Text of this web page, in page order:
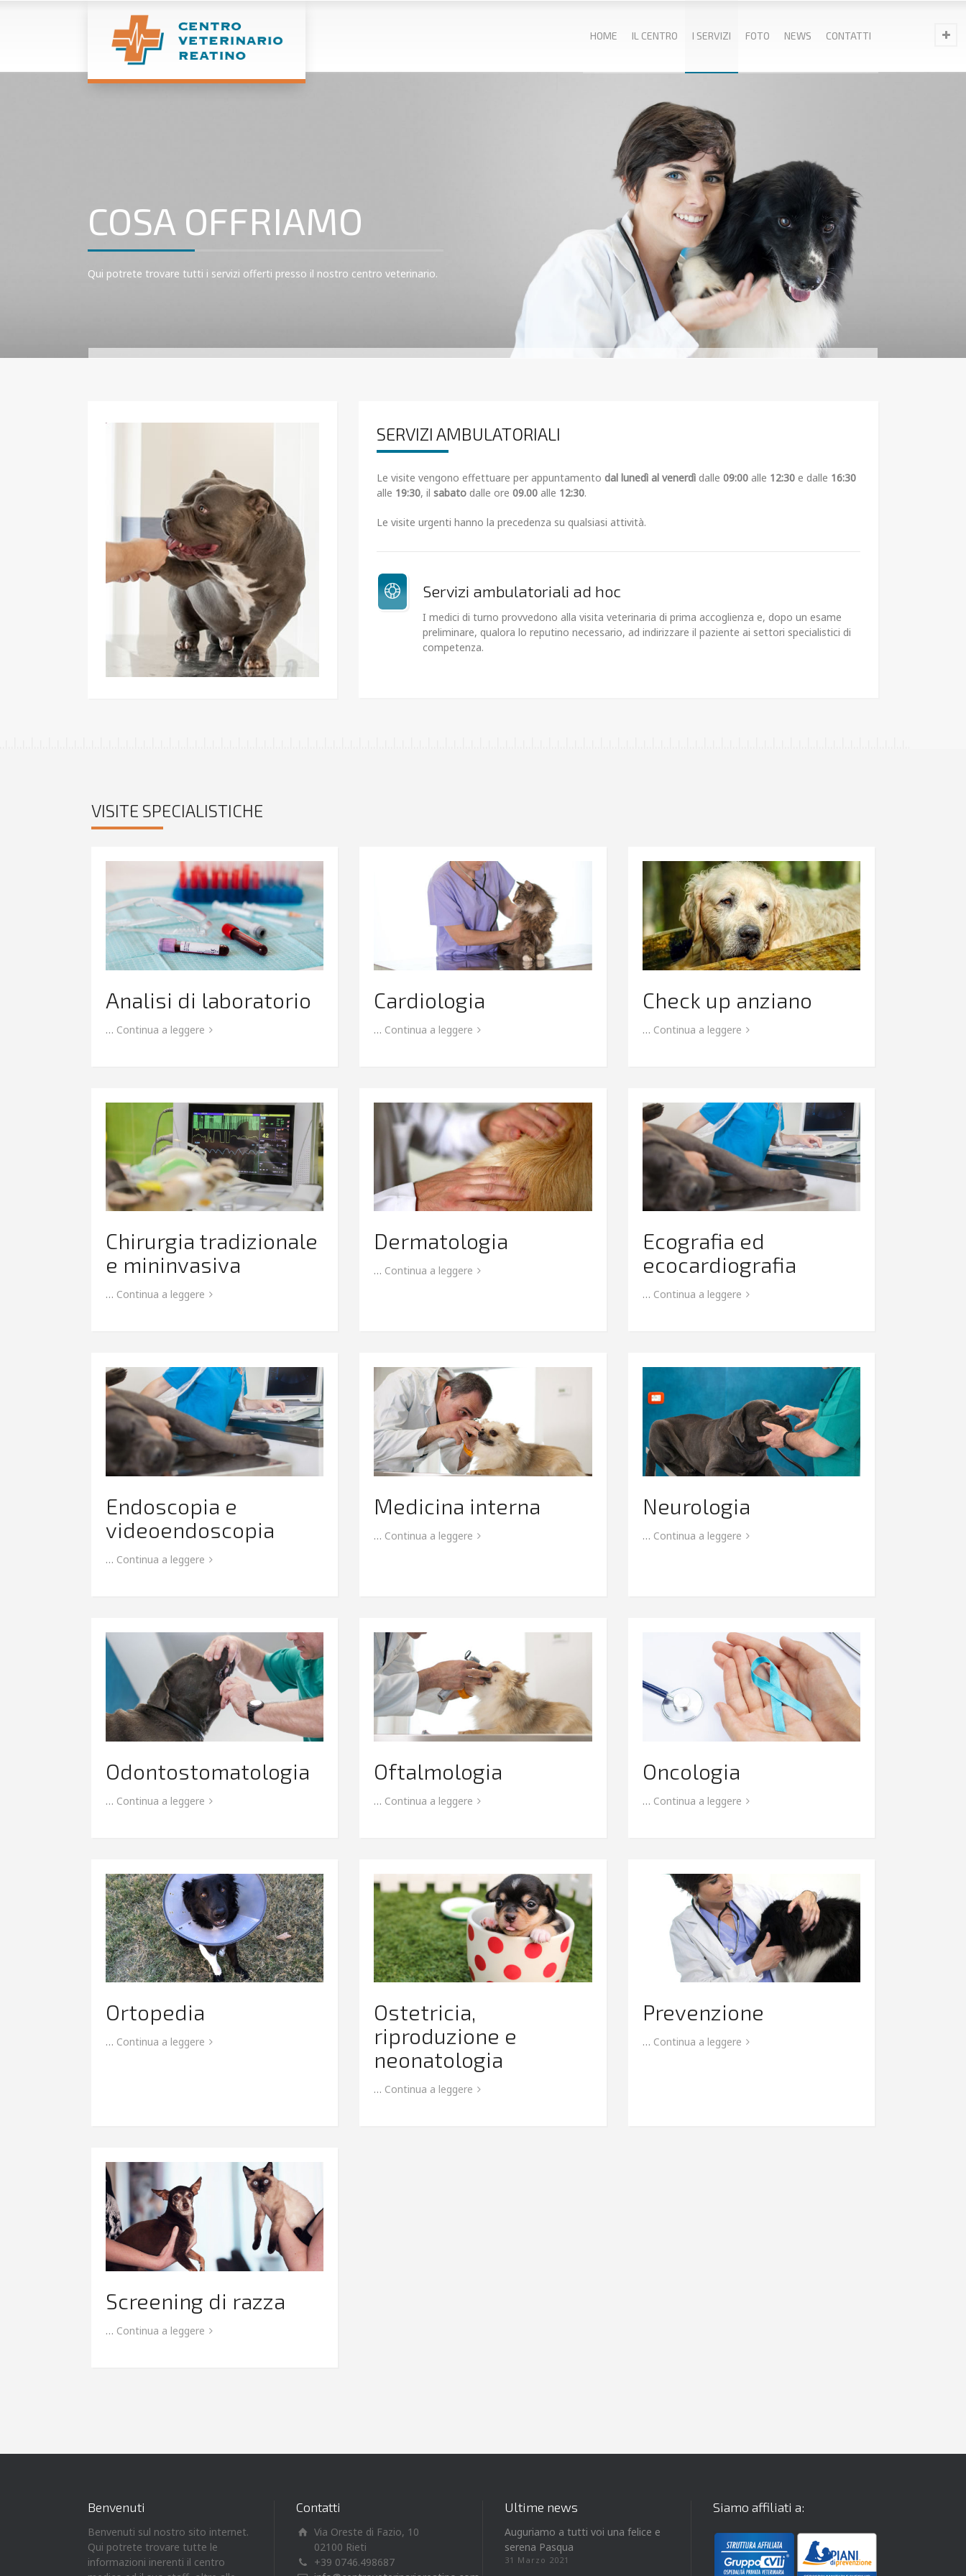
HOME IL CENTRO I SERVIZI FOTO NEWS CONTATTI
COSA OFFRIAMO
Qui potrete trovare tutti i servizi offerti presso il nostro centro veterinario.
SERVIZI AMBULATORIALI
Le visite vengono effettuare per appuntamento dal lunedì al venerdìdalle 09:00alle 12:30e dalle 16:30
alle 19:30, il sabatodalle ore 09.00alle 12:30.
Le visite urgenti hanno la precedenza su qualsiasi attività.
Servizi ambulatoriali ad hoc
I medici di turno provvedono alla visita veterinaria di prima accoglienza e, dopo un esame
preliminare, qualora lo reputino necessario, ad indirizzare il paziente ai settori specialistici di
competenza.
VISITE SPECIALISTICHE
Analisi di laboratorio
… Continua a leggere
Cardiologia
… Continua a leggere
Check up anziano
… Continua a leggere
Chirurgia tradizionale
e mininvasiva
… Continua a leggere
Dermatologia
… Continua a leggere
Ecografia ed
ecocardiografia
… Continua a leggere
Endoscopia e
videoendoscopia
… Continua a leggere
Medicina interna
… Continua a leggere
Neurologia
… Continua a leggere
Odontostomatologia
… Continua a leggere
Oftalmologia
… Continua a leggere
Oncologia
… Continua a leggere
Ortopedia
… Continua a leggere
Ostetricia,
riproduzione e
neonatologia
… Continua a leggere
Prevenzione
… Continua a leggere
Screening di razza
… Continua a leggere
Benvenuti
Benvenuti sul nostro sito internet.
Qui potrete trovare tutte le
informazioni inerenti il centro
Contatti
Via Oreste di Fazio, 10
02100 Rieti
+39 0746.498687
Ultime news
Auguriamo a tutti voi una felice e
serena Pasqua
31 Marzo 2021
Siamo affiliati a: